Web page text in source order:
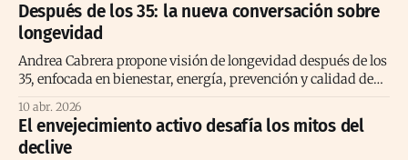
Después de los 35: la nueva conversación sobre
longevidad
Andrea Cabrera propone visión de longevidad después de los
35, enfocada en bienestar, energía, prevención y calidad de
vida consciente
10 abr. 2026
El envejecimiento activo desafía los mitos del
declive